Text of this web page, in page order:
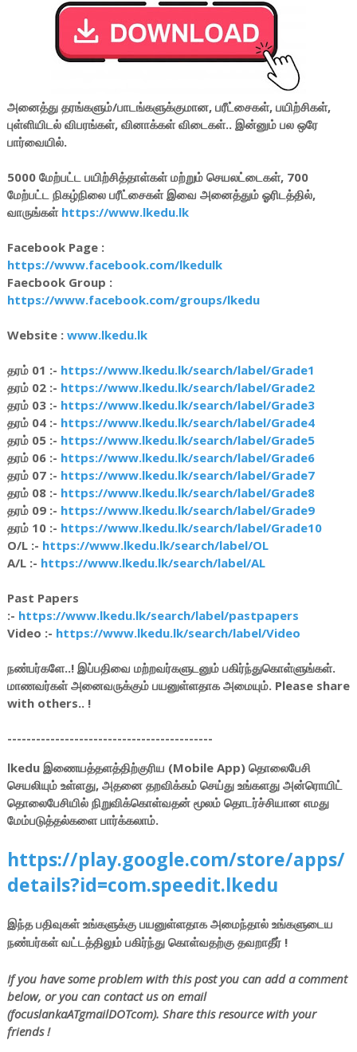
அனைத்து தரங்களும்/பாடங்களுக்குமான, பரீட்சைகள், பயிற்சிகள்,
புள்ளியிடல் விபரங்கள், வினாக்கள் விடைகள்.. இன்னும் பல ஒரே
பார்வையில்.
5000 மேற்பட்ட பயிற்சித்தாள்கள் மற்றும் செயலட்டைகள், 700
மேற்பட்ட நிகழ்நிலை பரீட்சைகள் இவை அனைத்தும் ஓரிடத்தில்,
வாருங்கள் https://www.lkedu.lk
Facebook Page :
https://www.facebook.com/lkedulk
Faecbook Group :
https://www.facebook.com/groups/lkedu
Website : www.lkedu.lk
தரம் 01 :- https://www.lkedu.lk/search/label/Grade1
தரம் 02 :- https://www.lkedu.lk/search/label/Grade2
தரம் 03 :- https://www.lkedu.lk/search/label/Grade3
தரம் 04 :- https://www.lkedu.lk/search/label/Grade4
தரம் 05 :- https://www.lkedu.lk/search/label/Grade5
தரம் 06 :- https://www.lkedu.lk/search/label/Grade6
தரம் 07 :- https://www.lkedu.lk/search/label/Grade7
தரம் 08 :- https://www.lkedu.lk/search/label/Grade8
தரம் 09 :- https://www.lkedu.lk/search/label/Grade9
தரம் 10 :- https://www.lkedu.lk/search/label/Grade10
O/L :- https://www.lkedu.lk/search/label/OL
A/L :- https://www.lkedu.lk/search/label/AL
Past Papers
:- https://www.lkedu.lk/search/label/pastpapers
Video :- https://www.lkedu.lk/search/label/Video
நண்பர்களே..! இப்பதிவை மற்றவர்களுடனும் பகிர்ந்துகொள்ளுங்கள்.
மாணவர்கள் அனைவருக்கும் பயனுள்ளதாக அமையும். Please share
with others.. !
-------------------------------------------
lkedu இணையத்தளத்திற்குரிய (Mobile App) தொலைபேசி
செயலியும் உள்ளது, அதனை தறவிக்கம் செய்து உங்களது அன்ரொயிட்
தொலைபேசியில் நிறுவிக்கொள்வதன் மூலம் தொடர்ச்சியான எமது
மேம்படுத்தல்களை பார்க்கலாம்.
https://play.google.com/store/apps/
details?id=com.speedit.lkedu
இந்த பதிவுகள் உங்களுக்கு பயனுள்ளதாக அமைந்தால் உங்களுடைய
நண்பர்கள் வட்டத்திலும் பகிர்ந்து கொள்வதற்கு தவறாதீர் !
If you have some problem with this post you can add a comment
below, or you can contact us on email
(focuslankaATgmailDOTcom). Share this resource with your
friends !